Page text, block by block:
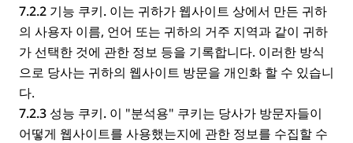
7.2.2 기능 쿠키. 이는 귀하가 웹사이트 상에서 만든 귀하
의 사용자 이름, 언어 또는 귀하의 거주 지역과 같이 귀하
가 선택한 것에 관한 정보 등을 기록합니다. 이러한 방식
으로 당사는 귀하의 웹사이트 방문을 개인화 할 수 있습니
다.
7.2.3 성능 쿠키. 이 "분석용" 쿠키는 당사가 방문자들이
어떻게 웹사이트를 사용했는지에 관한 정보를 수집할 수